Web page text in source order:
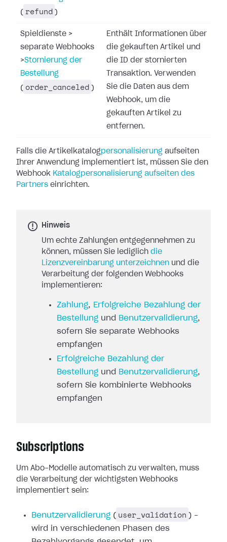
( refund )
Spieldienste >
separate Webhooks
>Stornierung der
Bestellung
( order_canceled )
Enthält Informationen über
die gekauften Artikel und
die ID der stornierten
Transaktion. Verwenden
Sie die Daten aus dem
Webhook, um die
gekauften Artikel zu
entfernen.
Falls die Artikelkatalog personalisierung aufseiten
Ihrer Anwendung
implementiert ist, müssen Sie den
Webhook Katalogpersonalisierung aufseiten des
Partners einrichten.
Hinweis
Um echte Zahlungen entgegennehmen zu
können, müssen Sie lediglich die
Lizenzvereinbarung unterzeichnen und die
Verarbeitung der folgenden Webhooks
implementieren:
Zahlung, Erfolgreiche Bezahlung der
Bestellung und Benutzervalidierung,
sofern Sie separate Webhooks
empfangen
Erfolgreiche Bezahlung der
Bestellung und Benutzervalidierung,
sofern Sie kombinierte Webhooks
empfangen
Subscriptions
Um Abo-Modelle automatisch zu verwalten, muss
die Verarbeitung der wichtigsten Webhooks
implementiert sein:
Benutzervalidierung ( user_validation ) –
wird in verschiedenen Phasen des